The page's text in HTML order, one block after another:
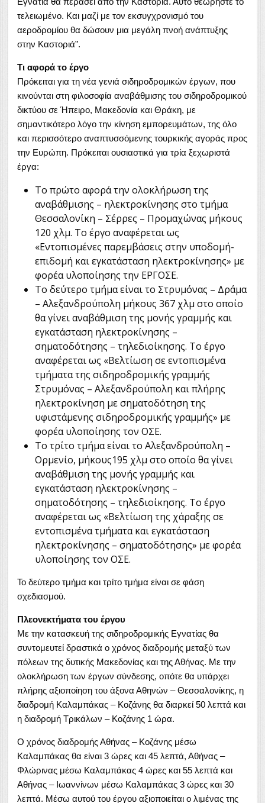
τελειωμένο. Και μαζί με τον εκσυγχρονισμό του
αεροδρομίου θα δώσουν μια μεγάλη πνοή ανάπτυξης
στην Καστοριά”.
Τι αφορά το έργο
Πρόκειται για τη νέα γενιά σιδηροδρομικών έργων, που
κινούνται στη φιλοσοφία αναβάθμισης του σιδηροδρομικού
δικτύου σε Ήπειρο, Μακεδονία και Θράκη, με
σημαντικότερο λόγο την κίνηση εμπορευμάτων, της όλο
και περισσότερο αναπτυσσόμενης τουρκικής αγοράς προς
την Ευρώπη. Πρόκειται ουσιαστικά για τρία ξεχωριστά
έργα:
Το πρώτο αφορά την ολοκλήρωση της
αναβάθμισης – ηλεκτροκίνησης στο τμήμα
Θεσσαλονίκη – Σέρρες – Προμαχώνας μήκους
120 χλμ. Το έργο αναφέρεται ως
«Εντοπισμένες παρεμβάσεις στην υποδομή-
επιδομή και εγκατάσταση ηλεκτροκίνησης» με
φορέα υλοποίησης την ΕΡΓΟΣΕ.
Το δεύτερο τμήμα είναι το Στρυμόνας – Δράμα
– Αλεξανδρούπολη μήκους 367 χλμ στο οποίο
θα γίνει αναβάθμιση της μονής γραμμής και
εγκατάσταση ηλεκτροκίνησης –
σηματοδότησης – τηλεδιοίκησης. Το έργο
αναφέρεται ως «Βελτίωση σε εντοπισμένα
τμήματα της σιδηροδρομικής γραμμής
Στρυμόνας – Αλεξανδρούπολη και πλήρης
ηλεκτροκίνηση με σηματοδότηση της
υφιστάμενης σιδηροδρομικής γραμμής» με
φορέα υλοποίησης τον ΟΣΕ.
Το τρίτο τμήμα είναι το Αλεξανδρούπολη –
Ορμενίο, μήκους195 χλμ στο οποίο θα γίνει
αναβάθμιση της μονής γραμμής και
εγκατάσταση ηλεκτροκίνησης –
σηματοδότησης – τηλεδιοίκησης. Το έργο
αναφέρεται ως «Βελτίωση της χάραξης σε
εντοπισμένα τμήματα και εγκατάσταση
ηλεκτροκίνησης – σηματοδότησης» με φορέα
υλοποίησης τον ΟΣΕ.
Το δεύτερο τμήμα και τρίτο τμήμα είναι σε φάση
σχεδιασμού.
Πλεονεκτήματα του έργου
Με την κατασκευή της σιδηροδρομικής Εγνατίας θα
συντομευτεί δραστικά ο χρόνος διαδρομής μεταξύ των
πόλεων της δυτικής Μακεδονίας και της Αθήνας. Με την
ολοκλήρωση των έργων σύνδεσης, οπότε θα υπάρχει
πλήρης αξιοποίηση του άξονα Αθηνών – Θεσσαλονίκης, η
διαδρομή Καλαμπάκας – Κοζάνης θα διαρκεί 50 λεπτά και
η διαδρομή Τρικάλων – Κοζάνης 1 ώρα.
Ο χρόνος διαδρομής Αθήνας – Κοζάνης μέσω
Καλαμπάκας θα είναι 3 ώρες και 45 λεπτά, Αθήνας –
Φλώρινας μέσω Καλαμπάκας 4 ώρες και 55 λεπτά και
Αθήνας – Ιωαννίνων μέσω Καλαμπάκας 3 ώρες και 30
λεπτά. Μέσω αυτού του έργου αξιοποιείται ο λιμένας της